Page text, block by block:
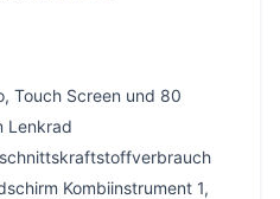
Touch Screen und 80
Lenkrad
Kombiinstrument 1,